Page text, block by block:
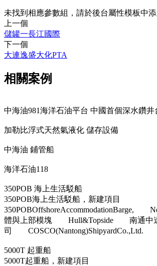
未找到相應參數組，請於後台屬性模板中
上一個
儲罐一長江國際
下一個
大連逸盛大化PTA
相關案例
中海油981海洋石油平台 中國首個深水鑽井
加勒比浮式天然氣液化 儲存設備
中海油 鋪管船
海洋石油118
350POB 海上生活駁船
350POB海上生活駁船，新建項目
體與上部模塊 Hull&Topside 南通中遠
司 COSCO(Nantong)ShipyardCo.,Ltd.
5000T 起重船
5000T起重船，新建項目